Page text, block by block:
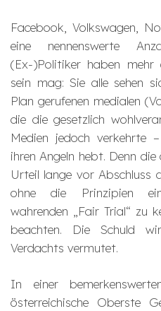
Facebook, Volkswagen,
eine nennenswerte
(Ex-)Politiker haben mehr
sein mag: Sie alle sehen
Plan gerufenen medialen
die die gesetzlich
Medien jedoch verkehrte
ihren Angeln hebt. Denn
Urteil lange vor Abschluss
ohne die Prinzipien
wahrenden „Fair Trial“ zu
beachten. Die Schuld
Verdachts vermutet.
In einer
österreichische Oberste